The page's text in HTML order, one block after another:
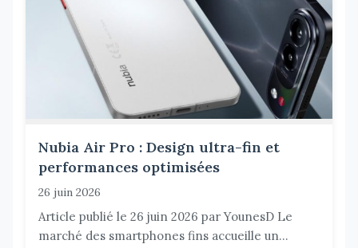
Nubia Air Pro : Design ultra-fin et
performances optimisées
26 juin 2026
Article publié le 26 juin 2026 par YounesD Le
marché des smartphones fins accueille un...